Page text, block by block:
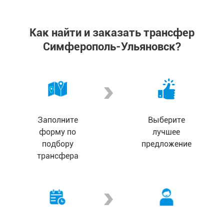
Как найти и заказать трансфер
Симферополь-Ульяновск?
Заполните
форму по
подбору
трансфера
Выберите
лучшее
предложение